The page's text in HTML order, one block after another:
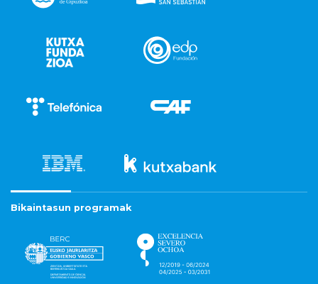
Bikaintasun programak